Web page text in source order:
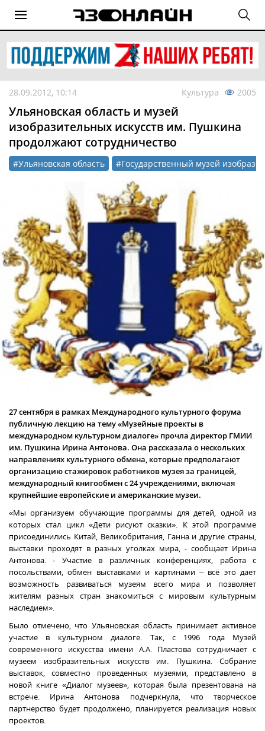
28.09.2012, 10:14 Культура 2005
Ульяновская область и музей
изобразительных искусств им. Пушкина
продолжают сотрудничество
#Ульяновская область #Государственный музей
27 сентября в рамках Международного культурного форума
публичную лекцию на тему «Музейные проекты в
международном культурном диалоге» прочла директор ГМИИ
им. Пушкина Ирина Антонова. Она рассказала о нескольких
направлениях культурного обмена, которые предполагают
организацию стажировок работников музея за границей,
международный книгообмен с 24 учреждениями, включая
крупнейшие европейские и американские музеи.
«Мы организуем обучающие программы для детей, одной из
которых стал цикл «Дети рисуют сказки». К этой программе
присоединились Китай, Великобритания, Ганна и другие страны,
выставки проходят в разных уголках мира, - сообщает Ирина
Антонова. - Участие в различных конференциях, работа с
посольствами, обмен выставками и картинами – всё это дает
возможность развиваться музеям всего мира и позволяет
жителям разных стран знакомиться с мировым культурным
наследием».
Было отмечено, что Ульяновская область принимает активное
участие в культурном диалоге. Так, с 1996 года Музей
современного искусства имени А.А. Пластова сотрудничает с
музеем изобразительных искусств им. Пушкина. Собрание
выставок, совместно проведенных музеями, представлено в
новой книге «Диалог музеев», которая была презентована на
встрече. Ирина Антонова подчеркнула, что творческое
партнерство будет продолжено, планируется реализация новых
проектов.